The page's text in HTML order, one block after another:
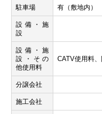
駐車場 有（敷地内
設備・施
設
設備・施
設・その
他使用料
CATV使用料
分譲会社
施工会社